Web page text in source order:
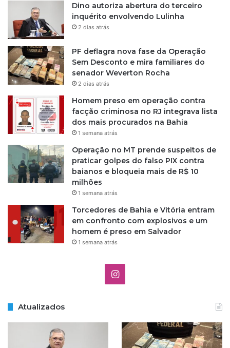
Dino autoriza abertura do terceiro
inquérito envolvendo Lulinha
2 dias atrás
PF deflagra nova fase da Operação
Sem Desconto e mira familiares do
senador Weverton Rocha
2 dias atrás
Homem preso em operação contra
facção criminosa no RJ integrava lista
dos mais procurados na Bahia
1 semana atrás
Operação no MT prende suspeitos de
praticar golpes do falso PIX contra
baianos e bloqueia mais de R$ 10
milhões
1 semana atrás
Torcedores de Bahia e Vitória entram
em confronto com explosivos e um
homem é preso em Salvador
1 semana atrás
I
t
Atualizados